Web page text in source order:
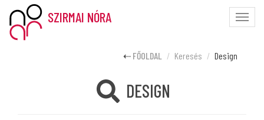
Toggle
SZIRMAI NÓRA
FŐOLDAL Keresés Design
DESIGN